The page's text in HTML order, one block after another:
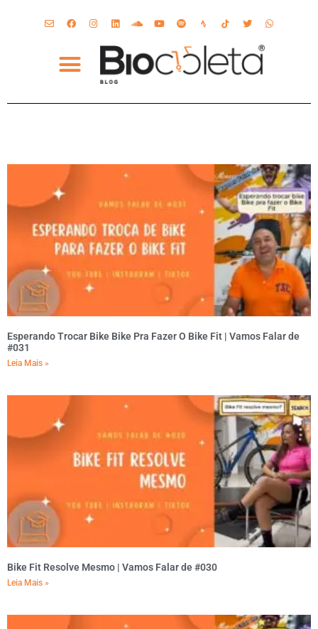
Esperando Trocar Bike Bike Pra Fazer O Bike Fit | Vamos Falar de
#031
Leia Mais »
Bike Fit Resolve Mesmo | Vamos Falar de #030
Leia Mais »